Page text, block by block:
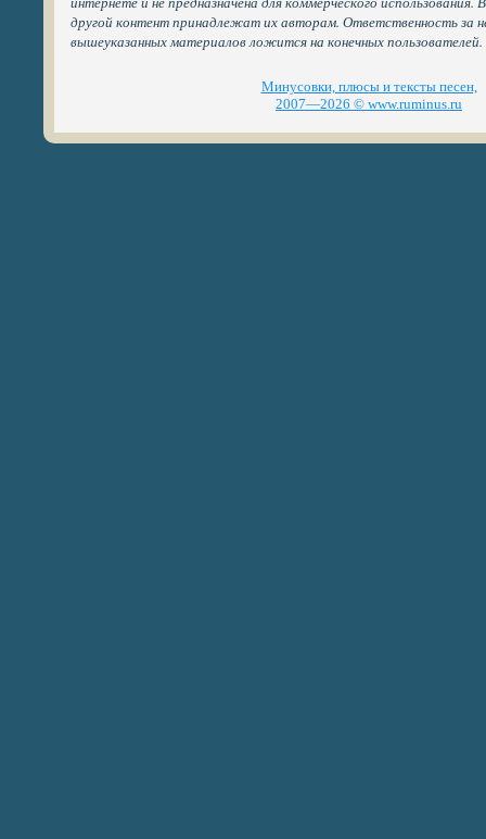
другой контент принадлежат их авторам. Ответственность за
вышеуказанных материалов ложится на конечных пользователей.
Минусовки, плюсы и тексты песен,
2007—2026 © www.ruminus.ru